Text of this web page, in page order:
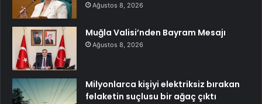
Ağustos 8, 2026
Muğla Valisi’nden Bayram Mesajı
Ağustos 8, 2026
Milyonlarca kişiyi elektriksiz bırakan
felaketin suçlusu bir ağaç çıktı